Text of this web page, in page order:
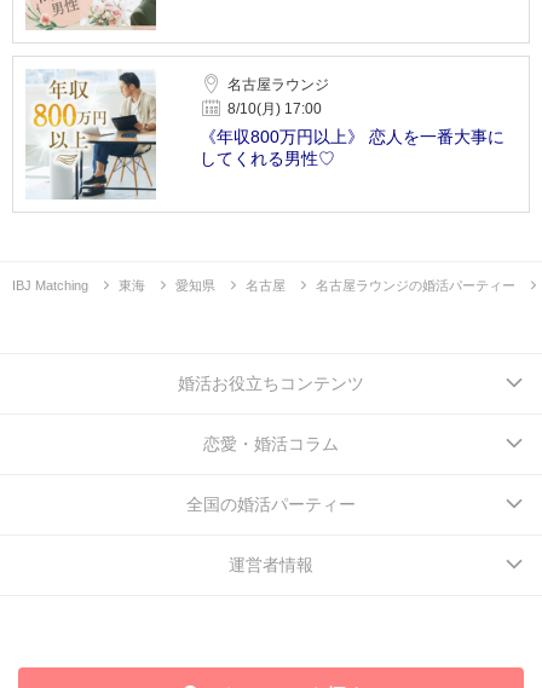
名古屋ラウンジ
8/10(月) 17:00
《年収800万円以上》 恋人を一番大事に
してくれる男性♡
IBJ Matching 東海 愛知県 名古屋 名古屋ラウンジの婚活パーティー
婚活お役立ちコンテンツ
恋愛・婚活コラム
全国の婚活パーティー
運営者情報